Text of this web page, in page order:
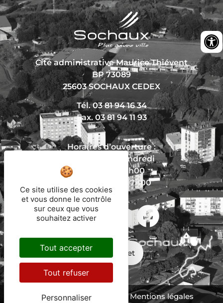
Cité administrative Maurice Thiévent
BP 73089
25603 SOCHAUX CEDEX
Tél. 03 81 94 16 34
Fax. 03 81 94 11 93
Horaires d’ouverture :
Du lundi au vendredi
De 8h30 à 12h00
Et de 13h30 à 17h00
Nous écrire
Mon trajet
Protection des données Mentions légales
Ce site utilise des cookies
et vous donne le contrôle
sur ceux que vous
souhaitez activer
Tout accepter
Tout refuser
Personnaliser